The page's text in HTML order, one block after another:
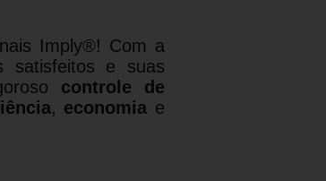
Imply®! Com a
satisfeitos e suas
controle de
, economia e